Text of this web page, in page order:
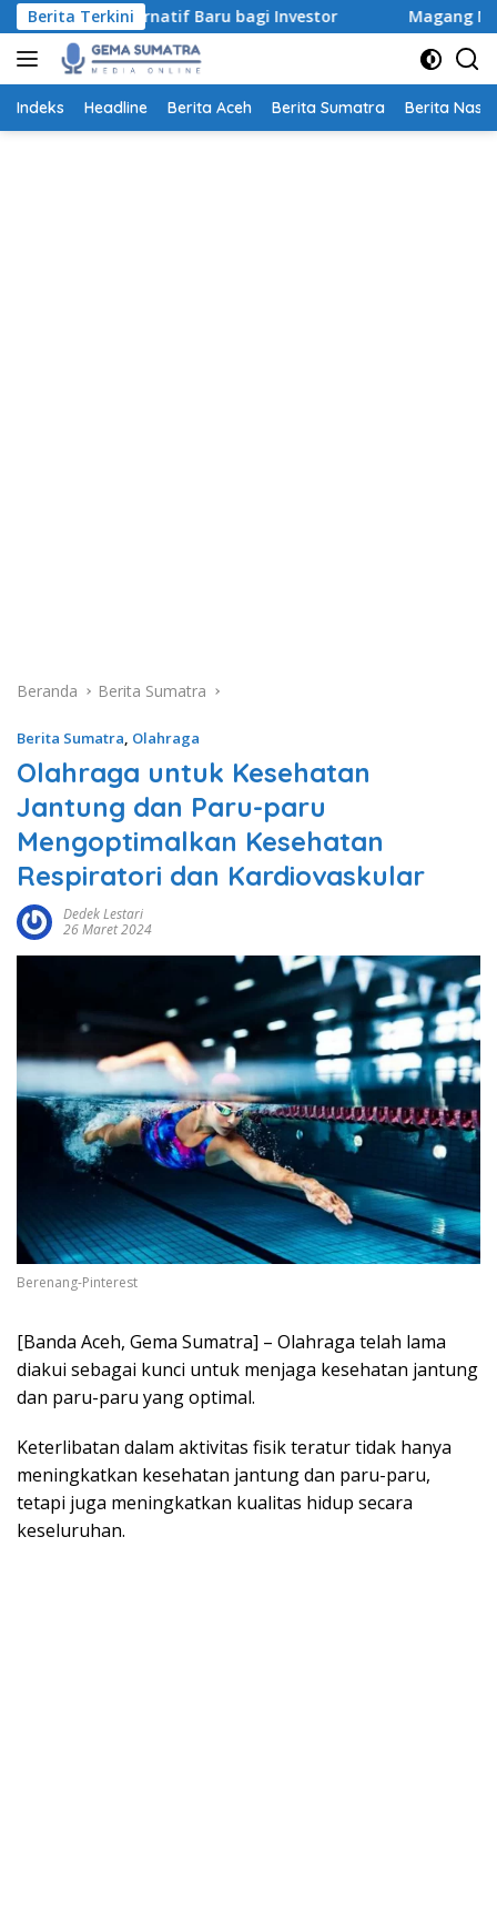
Langsung
ke
konten
Berita Terkini
Alternatif Baru bagi Investor Magang Nasional 2026
Indeks Headline Berita Aceh Berita Sumatra Berita
Beranda Berita Sumatra
Berita Sumatra, Olahraga
Olahraga untuk Kesehatan
Jantung dan Paru-paru
Mengoptimalkan Kesehatan
Respiratori dan Kardiovaskular
Dedek Lestari
26 Maret 2024
Berenang-Pinterest
[Banda Aceh, Gema Sumatra] – Olahraga telah lama
diakui sebagai kunci untuk menjaga kesehatan jantung
dan paru-paru yang optimal.
Keterlibatan dalam aktivitas fisik teratur tidak hanya
meningkatkan kesehatan jantung dan paru-paru,
tetapi juga meningkatkan kualitas hidup secara
keseluruhan.